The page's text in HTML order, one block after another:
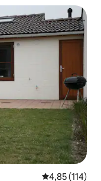
4,85 de uma
4,85 (114)